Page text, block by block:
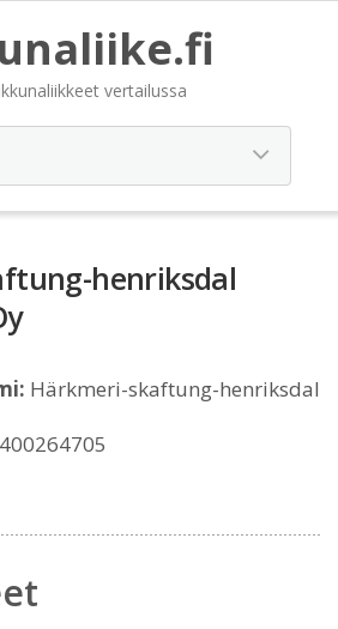
vertailussa
henriksdal
Härkmeri-skaftung-henriksdal